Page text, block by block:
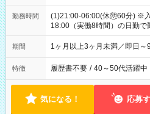
勤務時間
(1)21:00-06:00(休憩60分) ※
18:00（実働8時間）の日勤で
期間 1ヶ月以上3ヶ月未満／即日～
特徴 履歴書不要 / 40～50代活躍中
気になる！ 応募